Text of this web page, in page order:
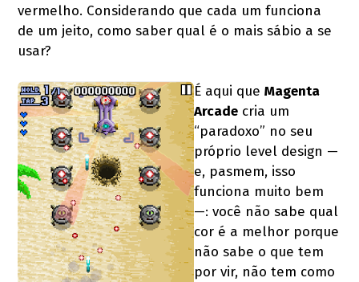
vermelho. Considerando que cada um funciona
de um jeito, como saber qual é o mais sábio a se
usar?
É aqui queMagenta
Arcade cria um
“paradoxo” no seu
próprio level design —
e, pasmem, isso
funciona muito bem
—: você não sabe qual
cor é a melhor porque
não sabe o que tem
por vir, não tem como